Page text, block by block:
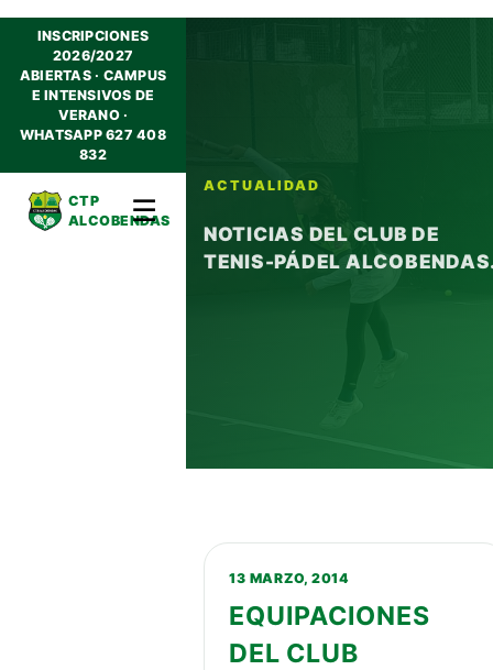
INSCRIPCIONES
2026/2027
ABIERTAS · CAMPUS
E INTENSIVOS DE
VERANO ·
WHATSAPP 627 408
832
CTP
ALCOBENDAS
☰
ACTUALIDAD
NOTICIAS DEL CLUB DE
TENIS-PÁDEL
13 MARZO, 2014
EQUIPACIONES
DEL CLUB